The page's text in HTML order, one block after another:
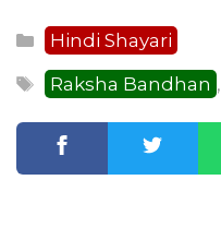
Categories
Hindi Shayari
Tags
Raksha Bandhan ,